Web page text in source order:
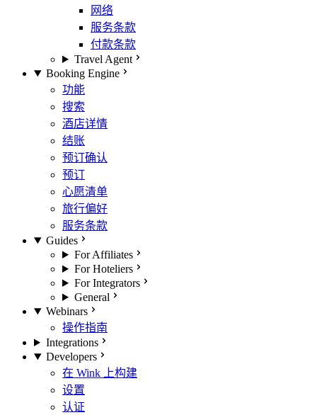
网络
服务条款
付款条款
Travel Agent
Booking Engine
功能
搜索
酒店详情
结账
预订确认
预订
心愿清单
旅行偏好
服务条款
Guides
For Affiliates
For Hoteliers
For Integrators
General
Webinars
操作指南
Integrations
Developers
在 Wink 上构建
设置
认证